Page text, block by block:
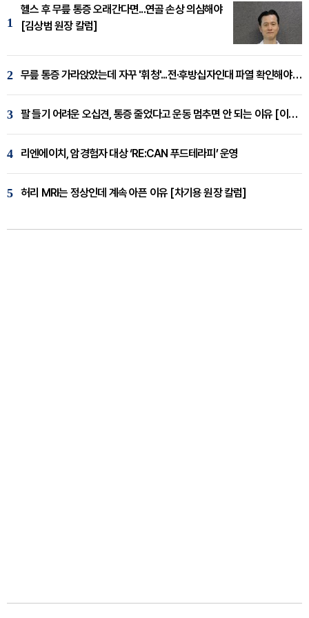
1
헬스 후 무릎 통증 오래간다면...연골 손상 의심해야
[김상범 원장 칼럼]
2 무릎 통증 가라앉았는데 자꾸 '휘청'...전·후방십자인대 파열 확인해야 [곽우경 원장 칼럼]
3 팔 들기 어려운 오십견, 통증 줄었다고 운동 멈추면 안 되는 이유 [이병욱 원장 칼럼]
4 리엔에이치, 암경험자 대상 ‘RE:CAN 푸드테라피’ 운영
5 허리 MRI는 정상인데 계속 아픈 이유 [차기용 원장 칼럼]